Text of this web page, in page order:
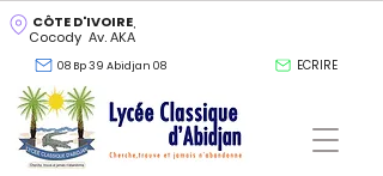
CÔTE D'IVOIRE
Cocody Av. AKA
08 Bp 39 Abidjan 08 ECRIRE